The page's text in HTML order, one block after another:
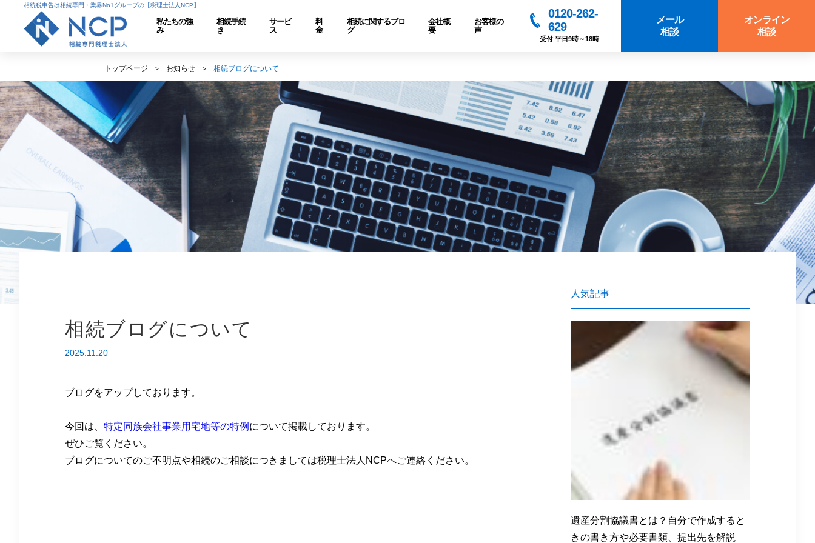
相続税申告は相続専門・業界No1グループの【税理士法人NCP】
私たちの強
み
相続手続
き
サービ
ス
料
金
相続に関するブロ
グ
会社概
要
お客様の
声
0120-262-
629
受付 平日9時～18時
メール
相談
オンライン
相談
トップページ お知らせ 相続ブログについて
相続ブログについて
2025.11.20
ブログをアップしております。
今回は、 特定同族会社事業用宅地等の特例 について掲載しております。
ぜひご覧ください。
ブログについてのご不明点や相続のご相談につきましては税理士法人NCPへご連絡ください。
人気記事
遺産分割協議書とは？自分で作成すると
きの書き方や必要書類、提出先を解説